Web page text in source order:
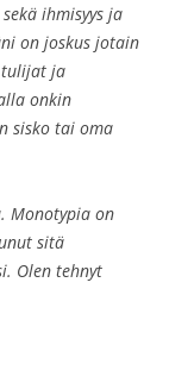
ihmisyys ja
on joskus jotain
tulijat ja
onkin
sisko tai oma
Monotypia on
sitä
Olen tehnyt